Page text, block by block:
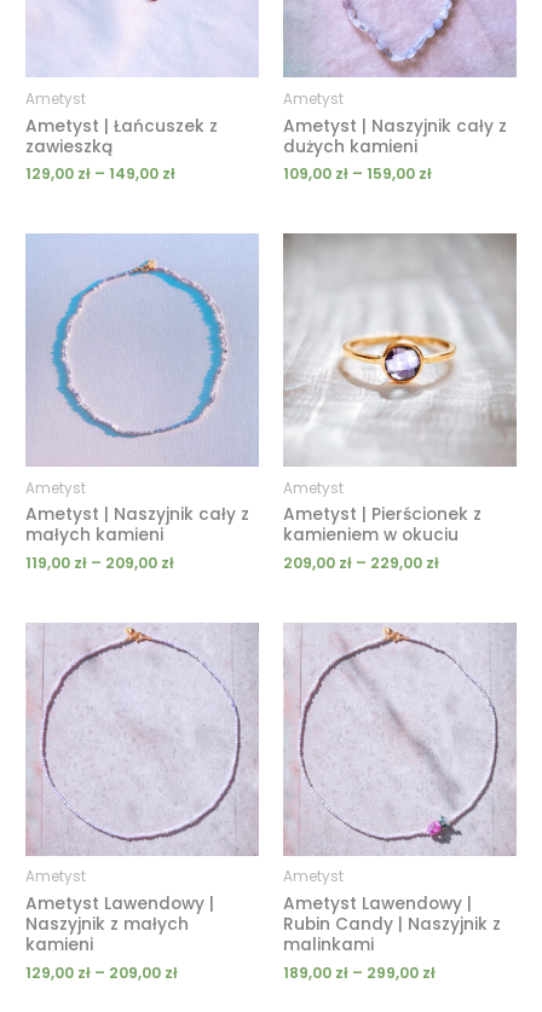
Ametyst
Ametyst | Łańcuszek z
zawieszką
129,00 zł – 149,00 zł
Ametyst
Ametyst | Naszyjnik cały z
dużych kamieni
109,00 zł – 159,00 zł
Ametyst
Ametyst | Naszyjnik cały z
małych kamieni
119,00 zł – 209,00 zł
od
119,00 zł
209,00 zł
Ametyst
Ametyst | Pierścionek z
kamieniem w okuciu
209,00 zł – 229,00 zł
Zakres
od
209,00 zł
229,00 zł
Ametyst
Ametyst Lawendowy |
Naszyjnik z małych
kamieni
129,00 zł – 209,00 zł
Zakres
cen:
od
129,00 zł
209,00 zł
Ametyst
Ametyst Lawendowy |
Rubin Candy | Naszyjnik z
malinkami
189,00 zł – 299,00 zł
Zakres
cen:
od
189,00 zł
299,00 zł